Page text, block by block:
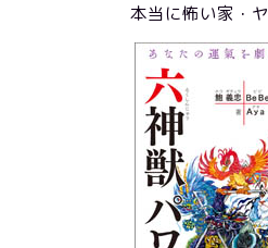
本当に怖い家・